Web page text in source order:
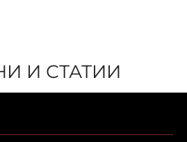
И СТАТИИ